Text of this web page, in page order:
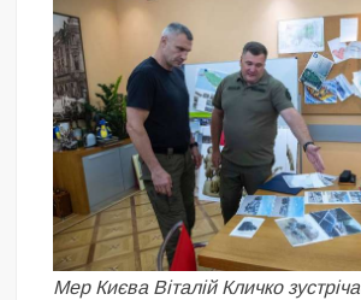
Мер Києва Віталій Кличко